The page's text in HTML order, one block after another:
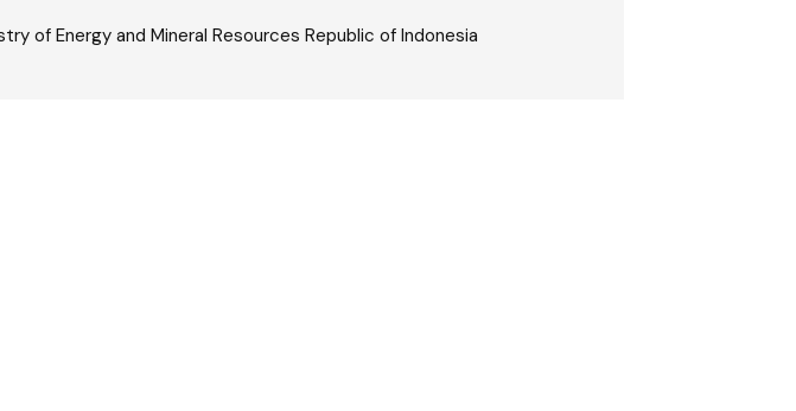
of Energy and Mineral Resources Republic of Indonesia